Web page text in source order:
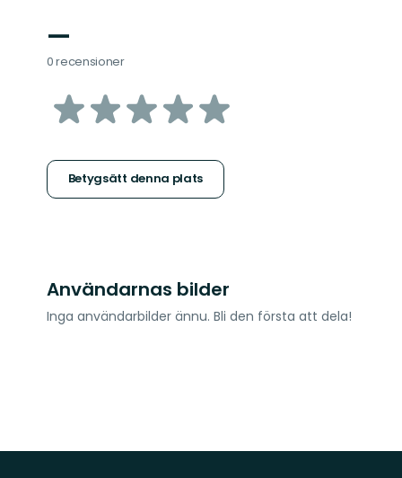
—
0 recensioner
av
stjärnor
Betygsätt denna plats
Användarnas bilder
Inga användarbilder ännu. Bli den första att dela!